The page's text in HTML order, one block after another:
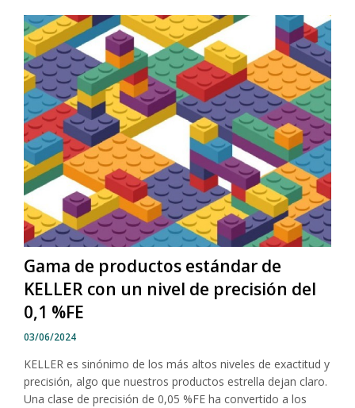
Gama de productos estándar de
KELLER con un nivel de precisión del
0,1 %FE
03/06/2024
KELLER es sinónimo de los más altos niveles de exactitud y
precisión, algo que nuestros productos estrella dejan claro.
Una clase de precisión de 0,05 %FE ha convertido a los